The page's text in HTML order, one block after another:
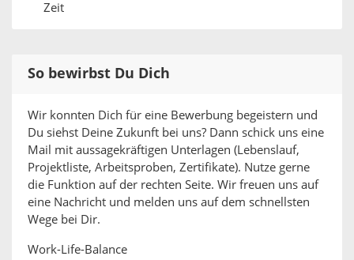
Zeit
So bewirbst Du Dich
Wir konnten Dich für eine Bewerbung begeistern und
Du siehst Deine Zukunft bei uns? Dann schick uns eine
Mail mit aussagekräftigen Unterlagen (Lebenslauf,
Projektliste, Arbeitsproben, Zertifikate). Nutze gerne
die Funktion auf der rechten Seite. Wir freuen uns auf
eine Nachricht und melden uns auf dem schnellsten
Wege bei Dir.
Work-Life-Balance